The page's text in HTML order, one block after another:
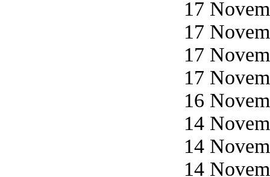
17
17
17
17
16
14
14
14